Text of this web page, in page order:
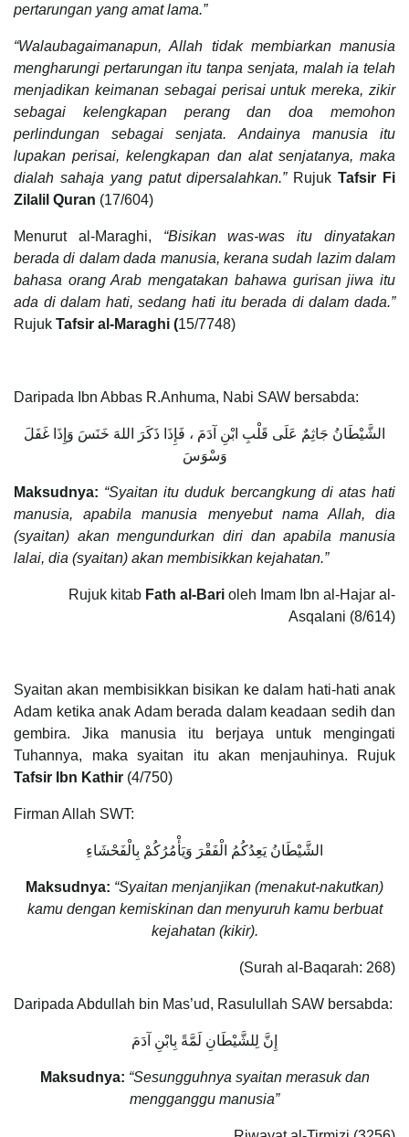
pertarungan yang amat lama.”
“Walaubagaimanapun, Allah tidak membiarkan manusia
mengharungi pertarungan itu tanpa senjata, malah ia telah
menjadikan keimanan sebagai perisai untuk mereka, zikir
sebagai kelengkapan perang dan doa memohon
perlindungan sebagai senjata. Andainya manusia itu
lupakan perisai, kelengkapan dan alat senjatanya, maka
dialah sahaja yang patut dipersalahkan.” RujukTafsir Fi
Zilalil Quran (17/604)
Menurut al-Maraghi, “Bisikan was-was itu dinyatakan
berada di dalam dada manusia, kerana sudah lazim dalam
bahasa orang Arab mengatakan bahawa gurisan jiwa itu
ada di dalam hati, sedang hati itu berada di dalam dada.”
Rujuk Tafsir al-Maraghi (15/7748)
Daripada Ibn Abbas R.Anhuma, Nabi SAW bersabda:
الشَّيْطَانُ جَاثِمٌ عَلَى قَلْبِ ابْنِ آدَمَ ، فَإِذَا ذَكَرَ اللهَ خَنَسَ وَإِذَا غَفَلَ
وَسْوَسَ
Maksudnya: “Syaitan itu duduk bercangkung di atas hati
manusia, apabila manusia menyebut nama Allah, dia
(syaitan) akan mengundurkan diri dan apabila manusia
lalai, dia (syaitan) akan membisikkan kejahatan.”
Rujuk kitab Fath al-Bari oleh Imam Ibn al-Hajar al-
Asqalani (8/614)
Syaitan akan membisikkan bisikan ke dalam hati-hati anak
Adam ketika anak Adam berada dalam keadaan sedih dan
gembira. Jika manusia itu berjaya untuk mengingati
Tuhannya, maka syaitan itu akan menjauhinya. Rujuk
Tafsir Ibn Kathir (4/750)
Firman Allah SWT:
الشَّيْطَانُ يَعِدُكُمُ الْفَقْرَ وَيَأْمُرُكُمْ بِالْفَحْشَاءِ
Maksudnya: “Syaitan menjanjikan (menakut-nakutkan)
kamu dengan kemiskinan dan menyuruh kamu berbuat
kejahatan (kikir).
(Surah al-Baqarah: 268)
Daripada Abdullah bin Mas’ud, Rasulullah SAW bersabda:
إِنَّ لِلشَّيْطَانِ لَمَّةً بِابْنِ آدَمَ
Maksudnya: “Sesungguhnya syaitan merasuk dan
mengganggu manusia”